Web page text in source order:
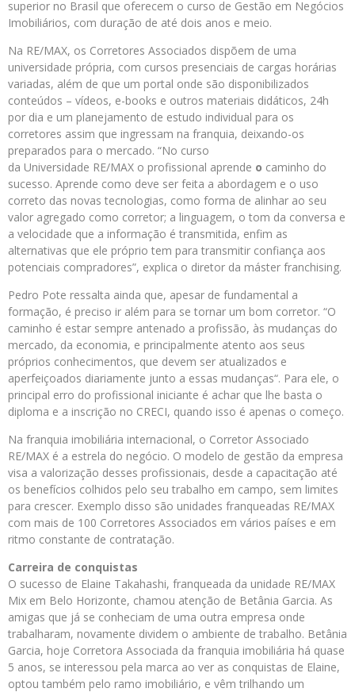
superior no Brasil que oferecem o curso de Gestão em Negócios
Imobiliários, com duração de até dois anos e meio.
Na RE/MAX, os Corretores Associados dispõem de uma
universidade própria, com cursos presenciais de cargas horárias
variadas, além de que um portal onde são disponibilizados
conteúdos – vídeos, e-books e outros materiais didáticos, 24h
por dia e um planejamento de estudo individual para os
corretores assim que ingressam na franquia, deixando-os
preparados para o mercado. “No curso
da Universidade RE/MAX o profissional aprende o caminho do
sucesso. Aprende como deve ser feita a abordagem e o uso
correto das novas tecnologias, como forma de alinhar ao seu
valor agregado como corretor; a linguagem, o tom da conversa e
a velocidade que a informação é transmitida, enfim as
alternativas que ele próprio tem para transmitir confiança aos
potenciais compradores”, explica o diretor da máster franchising.
Pedro Pote ressalta ainda que, apesar de fundamental a
formação, é preciso ir além para se tornar um bom corretor. “O
caminho é estar sempre antenado a profissão, às mudanças do
mercado, da economia, e principalmente atento aos seus
próprios conhecimentos, que devem ser atualizados e
aperfeiçoados diariamente junto a essas mudanças“. Para ele, o
principal erro do profissional iniciante é achar que lhe basta o
diploma e a inscrição no CRECI, quando isso é apenas o começo.
Na franquia imobiliária internacional, o Corretor Associado
RE/MAX é a estrela do negócio. O modelo de gestão da empresa
visa a valorização desses profissionais, desde a capacitação até
os benefícios colhidos pelo seu trabalho em campo, sem limites
para crescer. Exemplo disso são unidades franqueadas RE/MAX
com mais de 100 Corretores Associados em vários países e em
ritmo constante de contratação.
Carreira de conquistas
O sucesso de Elaine Takahashi, franqueada da unidade RE/MAX
Mix em Belo Horizonte, chamou atenção de Betânia Garcia. As
amigas que já se conheciam de uma outra empresa onde
trabalharam, novamente dividem o ambiente de trabalho. Betânia
Garcia, hoje Corretora Associada da franquia imobiliária há quase
5 anos, se interessou pela marca ao ver as conquistas de Elaine,
optou também pelo ramo imobiliário, e vêm trilhando um